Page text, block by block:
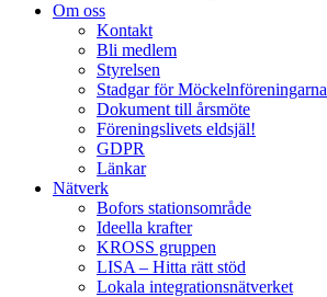
Om oss
Kontakt
Bli medlem
Styrelsen
Stadgar för Möckelnföreningarna
Dokument till årsmöte
Föreningslivets eldsjäl!
GDPR
Länkar
Nätverk
Bofors stationsområde
Ideella krafter
KROSS gruppen
LISA – Hitta rätt stöd
Lokala integrationsnätverket